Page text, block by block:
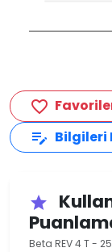
favorite_border
edit_note Bilgileri
star
Beta REV 4 T -